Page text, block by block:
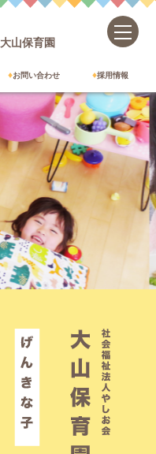
大山保育園
お問い合わせ 採用情報